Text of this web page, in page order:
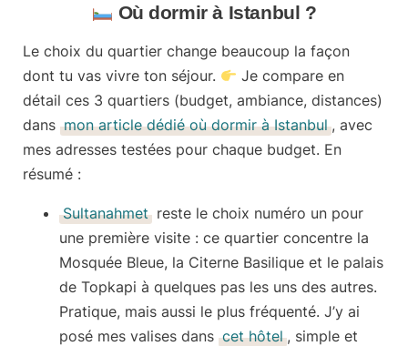
Où dormir à Istanbul ?
Le choix du quartier change beaucoup la façon
dont tu vas vivre ton séjour.
Je compare en
détail ces 3 quartiers (budget, ambiance, distances)
dans mon article dédié où dormir à Istanbul , avec
mes adresses testées pour chaque budget. En
résumé :
Sultanahmet reste le choix numéro un pour
une première visite : ce quartier concentre la
Mosquée Bleue, la Citerne Basilique et le palais
de Topkapi à quelques pas les uns des autres.
Pratique, mais aussi le plus fréquenté. J’y ai
posé mes valises dans cet hôtel , simple et